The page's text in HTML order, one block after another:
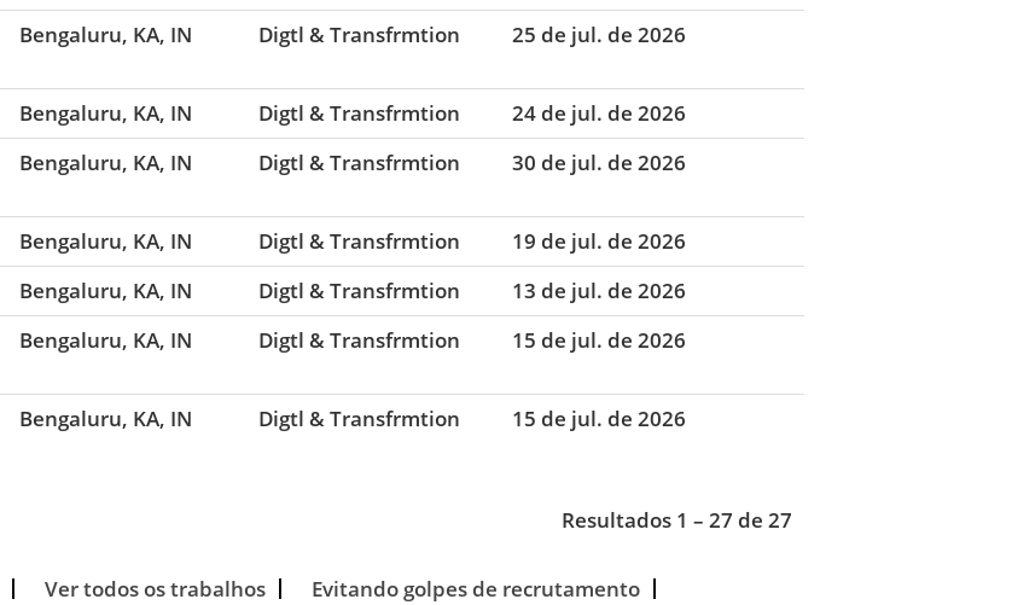
Bengaluru, KA, IN Digtl & Transfrmtion 25 de jul. de 2026
Bengaluru, KA, IN Digtl & Transfrmtion
24 de jul. de 2026
Bengaluru, KA, IN Digtl & Transfrmtion 30 de jul. de 2026
Bengaluru, KA, IN Digtl & Transfrmtion
19 de jul. de 2026
Bengaluru, KA, IN Digtl & Transfrmtion
13 de jul. de 2026
Bengaluru, KA, IN Digtl & Transfrmtion 15 de jul. de 2026
Bengaluru, KA, IN Digtl & Transfrmtion 15 de jul. de 2026
Resultados 1 – 27 de 27
Ver todos os trabalhos
Evitando golpes de recrutamento